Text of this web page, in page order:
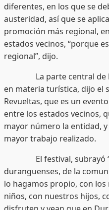
diferentes, en los que se
austeridad, así que se
promoción más regional,
estados vecinos, “porque
regional”, dijo.
La parte central de las
en materia turística, dijo el
Revueltas, que es un
entre los estados vecinos,
mayor número la entidad,
mayor trabajo realizado.
El festival, subrayó
duranguenses, de la
lo hagamos propio, con
niños, con nuestros hijos,